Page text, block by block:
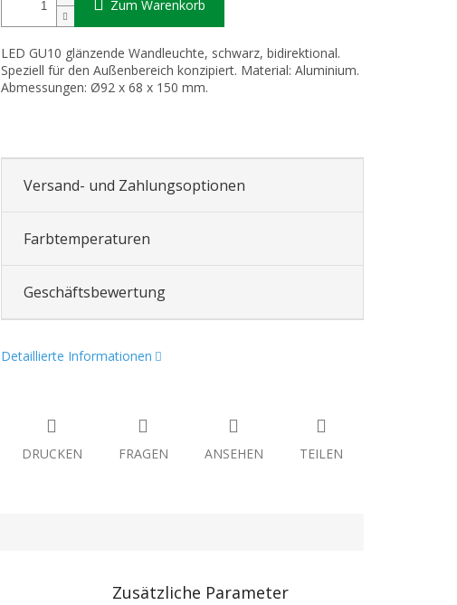
Zum Warenkorb
LED GU10 glänzende Wandleuchte, schwarz, bidirektional.
Speziell für den Außenbereich konzipiert. Material: Aluminium.
Abmessungen: Ø92 x 68 x 150 mm.
Versand- und Zahlungsoptionen
Farbtemperaturen
Geschäftsbewertung
Detaillierte Informationen
DRUCKEN FRAGEN ANSEHEN TEILEN
Zusätzliche Parameter